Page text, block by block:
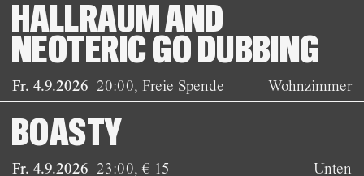
Fr. 4.9.2026 20:00,Freie Spende
HALLRAUM AND
NEOTERIC GO DUBBING
Wohnzimmer
Fr. 4.9.2026 23:00,€ 15
BOASTY
Unten